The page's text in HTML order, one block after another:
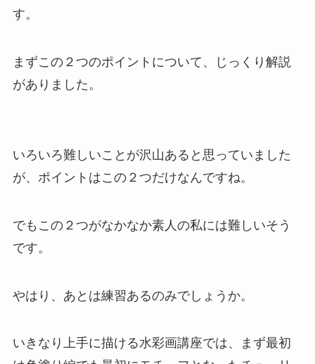
す。
まずこの２つのポイントについて、じっくり解説
がありました。
いろいろ難しいことが沢山あると思っていました
が、ポイントはこの２つだけなんですね。
でもこの２つがなかなか素人の私には難しいそう
です。
やはり、あとは練習あるのみでしょうか。
いきなり上手に描ける水彩画講座では、まず最初